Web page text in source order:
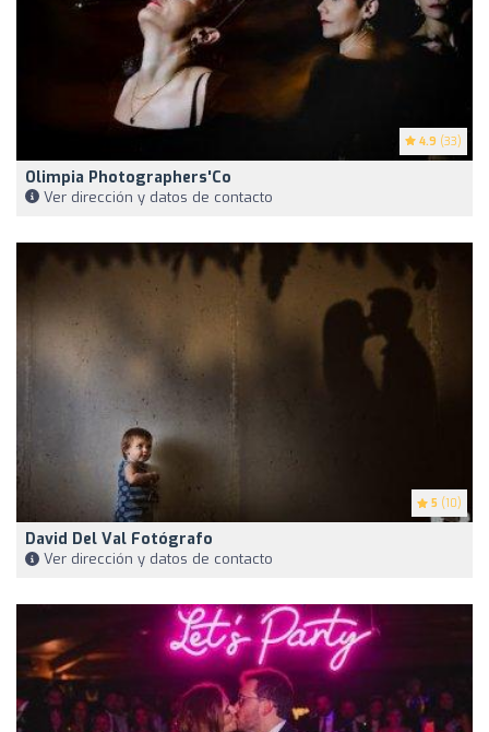
4.9 (33)
Olimpia Photographers'Co
Ver dirección y datos de contacto
5 (10)
David Del Val Fotógrafo
Ver dirección y datos de contacto